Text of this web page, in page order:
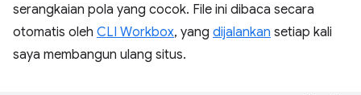
serangkaian pola yang cocok. File ini dibaca secara
otomatis oleh CLI Workbox, yang dijalankan setiap kali
saya membangun ulang situs.